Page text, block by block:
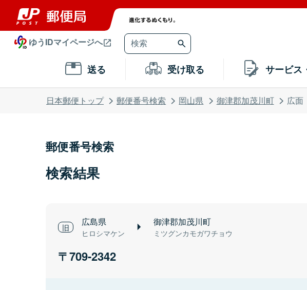
ゆうIDマイページへ
送る 受け取る サービス
日本郵便トップ 郵便番号検索 岡山県 御津郡加茂川町 広面
郵便番号検索
検索結果
広島県
ヒロシマケン
御津郡加茂川町
ミツグンカモガワチョウ
709-2342